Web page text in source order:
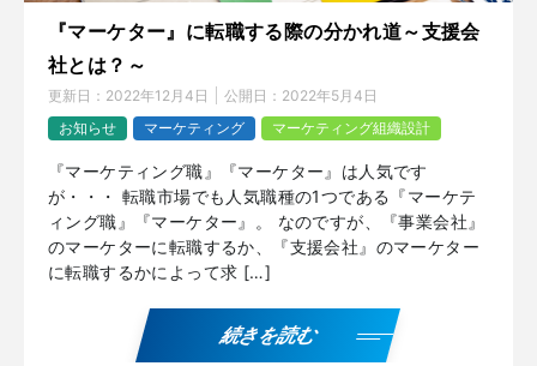
『マーケター』に転職する際の分かれ道～支援会
社とは？～
更新日： 2022年12月4日 公開日： 2022年5月4日
お知らせ
マーケティング マーケティング組織設計
『マーケティング職』『マーケター』は人気です
が・・・ 転職市場でも人気職種の1つである『マーケテ
ィング職』『マーケター』。 なのですが、『事業会社』
のマーケターに転職するか、『支援会社』のマーケター
に転職するかによって求 […]
続きを読む